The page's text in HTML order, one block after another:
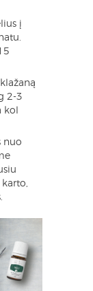
į
2-3
kol
nuo